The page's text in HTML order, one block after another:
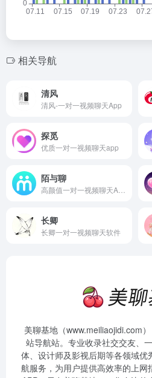
相关导航
清风
清风-一对一视频聊天App
探觅
优质一对一视频聊天app
陌与聊
长卿
长卿一对一视频聊天软件
美聊基地（www.meiliaojidi.com
站导航站。专业收录社交交友、
体、设计师及影视后期等各领域优
航服务，为用户提供高效率的上